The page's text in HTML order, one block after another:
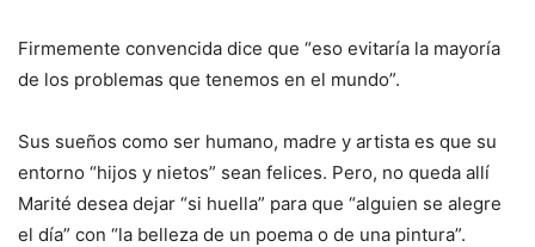
Firmemente convencida dice que “eso evitaría la mayoría
de los problemas que tenemos en el mundo”.
Sus sueños como ser humano, madre y artista es que su
entorno “hijos y nietos” sean felices. Pero, no queda allí
Marité desea dejar “si huella” para que “alguien se alegre
el día” con “la belleza de un poema o de una pintura”.